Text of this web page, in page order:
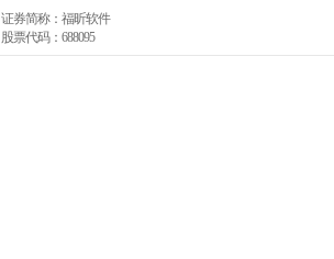
证券简称：福昕软件
股票代码：688095